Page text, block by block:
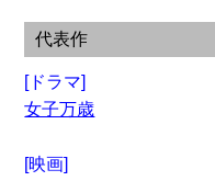
代表作
[ドラマ]
女子万歳
[映画]